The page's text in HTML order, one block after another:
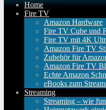
Home
Fire TV
Amazon Hardware
Fire TV Cube und
Fire TV mit 4K
Amazon Fire TV
Zubehör für
Amazon Fire TV
Echte Amazon
eBooks zum
Streaming
Streaming – wie